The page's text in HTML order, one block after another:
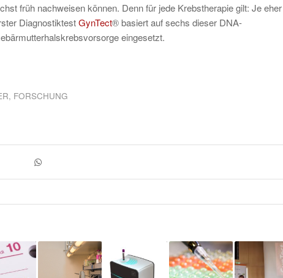
früh nachweisen können. Denn für jede Krebstherapie gilt: Je
DiagnostiktestGynTect® basiert auf sechs dieser DNA-
eingesetzt.
, FORSCHUNG